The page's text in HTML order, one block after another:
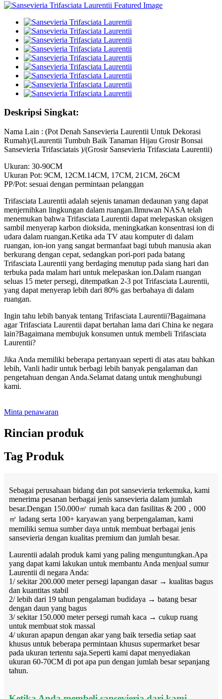
Deskripsi Singkat:
Nama Lain : (Pot Denah Sansevieria Laurentii Untuk Dekorasi
Rumah)/(Laurentii Tumbuh Baik Tanaman Hijau Grosir Bonsai
Sansevieria Trifasciatais )/(Grosir Sansevieria Trifasciata Laurentii)
Ukuran: 30-90CM
Ukuran Pot: 9CM, 12CM.14CM, 17CM, 21CM, 26CM
PP/Pot: sesuai dengan permintaan pelanggan
Trifasciata Laurentii adalah sejenis tanaman dedaunan yang dapat
menjernihkan lingkungan dalam ruangan.Ilmuwan NASA telah
menemukan bahwa Trifasciata Laurentii dapat melepaskan oksigen
sambil menyerap karbon dioksida, meningkatkan konsentrasi ion di
udara dalam ruangan.Ketika ada TV atau komputer di dalam
ruangan, ion-ion yang sangat bermanfaat bagi tubuh manusia akan
berkurang dengan cepat, sedangkan pori-pori pada batang
Trifasciata Laurentii yang berdaging menutup pada siang hari dan
terbuka pada malam hari untuk melepaskan ion.Dalam ruangan
seluas 15 meter persegi, ditempatkan 2-3 pot Trifasciata Laurentii,
yang dapat menyerap lebih dari 80% gas berbahaya di dalam
ruangan.
Ingin tahu lebih banyak tentang Trifasciata Laurentii?Bagaimana
agar Trifasciata Laurentii dapat bertahan lama dari China ke negara
lain?Bagaimana membujuk konsumen untuk membeli Trifasciata
Laurentii?
Jika Anda memiliki beberapa pertanyaan seperti di atas atau bahkan
lebih, Vanli hadir untuk berbagi lebih banyak pengalaman dan
pengetahuan dengan Anda.Selamat datang untuk menghubungi
kami.
Minta penawaran
Rincian produk
Tag Produk
Sebagai perusahaan bidang dan pot sansevieria terkemuka, kami
menerima pesanan berbagai jenis sansevieria dalam jumlah
besar.Dengan 150.000㎡ rumah kaca dan fasilitas & 200，000
㎡ ladang serta 100+ karyawan yang berpengalaman, kami
memiliki semua sumber daya untuk membuat berbagai jenis
sansevieria dengan kualitas premium dan jumlah besar.
Laurentii adalah produk kami yang paling menguntungkan.Apa
yang dapat kami lakukan untuk membantu Anda menjual sumur
Laurentii di negara Anda:
1/ sekitar 200.000 meter persegi lapangan dasar → kualitas bagus
dan kuantitas stabil
2/ lebih dari 19 tahun pengalaman budidaya → batang besar
dengan daun yang bagus
3/ sekitar 150.000 meter persegi rumah kaca → cukup ruang
untuk membuat stok massal
4/ ukuran apapun dengan akar yang baik tersedia setiap saat
khusus untuk beberapa permintaan khusus supermarket besar
pada ukuran tertentu saja.Seperti kami dapat menyediakan
ukuran 60-70CM di pot apa pun dengan jumlah besar sepanjang
tahun.